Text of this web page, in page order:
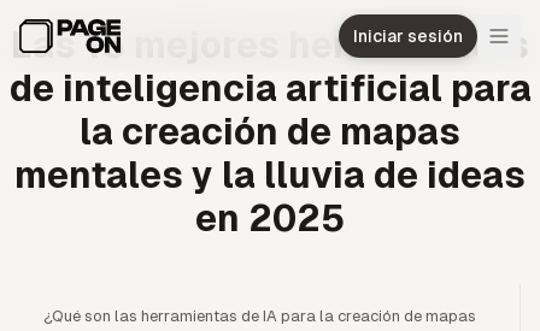
Iniciar sesión
Las 15 mejores herramientas
de inteligencia artificial para
la creación de mapas
mentales y la lluvia de ideas
en 2025
¿Qué son las herramientas de IA para la creación de mapas